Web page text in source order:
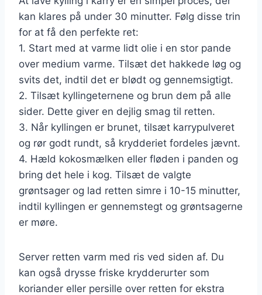
kan klares på under 30 minutter. Følg disse trin
for at få den perfekte ret:
1. Start med at varme lidt olie i en stor pande
over medium varme. Tilsæt det hakkede løg og
svits det, indtil det er blødt og gennemsigtigt.
2. Tilsæt kyllingeternene og brun dem på alle
sider. Dette giver en dejlig smag til retten.
3. Når kyllingen er brunet, tilsæt karrypulveret
og rør godt rundt, så krydderiet fordeles jævnt.
4. Hæld kokosmælken eller fløden i panden og
bring det hele i kog. Tilsæt de valgte
grøntsager og lad retten simre i 10-15 minutter,
indtil kyllingen er gennemstegt og grøntsagerne
er møre.
Server retten varm med ris ved siden af. Du
kan også drysse friske krydderurter som
koriander eller persille over retten for ekstra